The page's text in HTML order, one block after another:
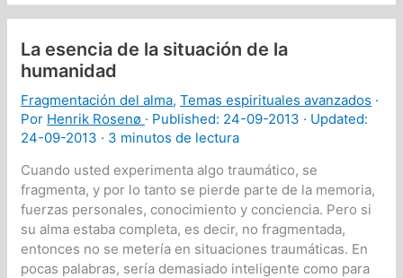
que
exista
envejecimiento,
la
enfermedad,
dolor
y
la
muerte?
La esencia de la situación de la
humanidad
Fragmentación del alma,Temas espirituales avanzados ·
Por Henrik Rosenø · Published: 24-09-2013 · Updated:
24-09-2013 · 3 minutos de lectura
Cuando usted experimenta algo traumático, se
fragmenta, y por lo tanto se pierde parte de la memoria,
fuerzas personales, conocimiento y conciencia. Pero si
su alma estaba completa, es decir, no fragmentada,
entonces no se metería en situaciones traumáticas. En
pocas palabras, sería demasiado inteligente como para